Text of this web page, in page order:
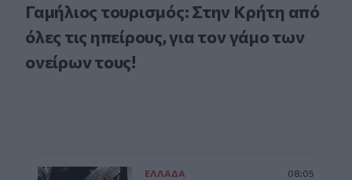
Γαμήλιος τουρισμός: Στην Κρήτη από
όλες τις ηπείρους, για τον γάμο των
ονείρων τους!
ΕΛΛAΔΑ 08:05